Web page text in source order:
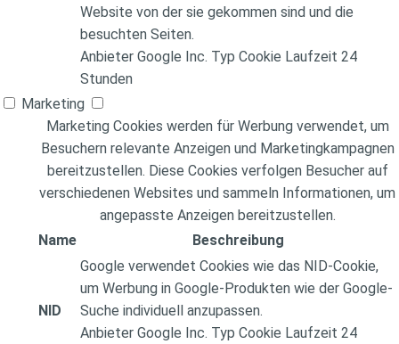
Website von der sie gekommen sind und die
besuchten Seiten.
Anbieter Google Inc. Typ Cookie Laufzeit 24
Stunden
Marketing
Marketing Cookies werden für Werbung verwendet, um
Besuchern relevante Anzeigen und Marketingkampagnen
bereitzustellen. Diese Cookies verfolgen Besucher auf
verschiedenen Websites und sammeln Informationen, um
angepasste Anzeigen bereitzustellen.
Name
Beschreibung
NID
Google verwendet Cookies wie das NID-Cookie,
um Werbung in Google-Produkten wie der Google-
Suche individuell anzupassen.
Anbieter Google Inc. Typ Cookie Laufzeit 24